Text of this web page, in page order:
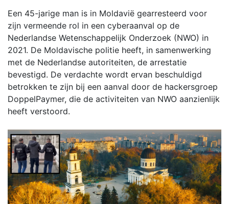
Een 45-jarige man is in Moldavië gearresteerd voor
zijn vermeende rol in een cyberaanval op de
Nederlandse Wetenschappelijk Onderzoek (NWO) in
2021. De Moldavische politie heeft, in samenwerking
met de Nederlandse autoriteiten, de arrestatie
bevestigd. De verdachte wordt ervan beschuldigd
betrokken te zijn bij een aanval door de hackersgroep
DoppelPaymer, die de activiteiten van NWO aanzienlijk
heeft verstoord.